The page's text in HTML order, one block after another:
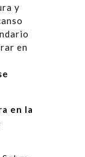
y
en
en la